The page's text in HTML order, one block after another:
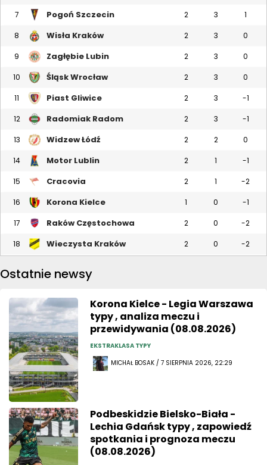
7 Pogoń Szczecin 2 3 1
8 Wisła Kraków 2 3 0
9 Zagłębie Lubin 2 3 0
10 Śląsk Wrocław 2 3 0
11 Piast Gliwice 2 3 -1
12 Radomiak Radom 2 3 -1
13 Widzew Łódź 2 2 0
14 Motor Lublin 2 1 -1
15 Cracovia 2 1 -2
16 Korona Kielce 1 0 -1
17 Raków Częstochowa 2 0 -2
18 Wieczysta Kraków 2 0 -2
Ostatnie newsy
Korona Kielce - Legia Warszawa
typy , analiza meczu i
przewidywania (08.08.2026)
EKSTRAKLASA TYPY
MICHAŁ BOSAK / 7 SIERPNIA 2026, 22:29
Podbeskidzie Bielsko-Biała -
Lechia Gdańsk typy , zapowiedź
spotkania i prognoza meczu
(08.08.2026)